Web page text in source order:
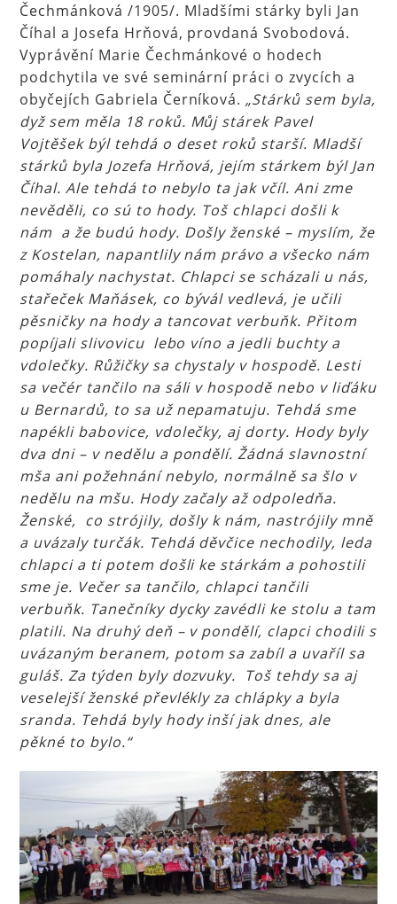
Čechmánková /1905/. Mladšími stárky byli Jan
Číhal a Josefa Hrňová, provdaná Svobodová.
Vyprávění Marie Čechmánkové o hodech
podchytila ve své seminární práci o zvycích a
obyčejích Gabriela Černíková.„Stárků sem byla,
dyž sem měla 18 roků. Můj stárek Pavel
Vojtěšek býl tehdá o deset roků starší. Mladší
stárků byla Jozefa Hrňová, jejím stárkem býl Jan
Číhal. Ale tehdá to nebylo ta jak včíl. Ani zme
nevěděli, co sú to hody. Toš chlapci došli k
nám a že budú hody. Došly ženské – myslím, že
z Kostelan, napantlily nám právo a všecko nám
pomáhaly nachystat. Chlapci se scházali u nás,
stařeček Maňásek, co bývál vedlevá, je učili
pěsničky na hody a tancovat verbuňk. Přitom
popíjali slivovicu lebo víno a jedli buchty a
vdolečky. Růžičky sa chystaly v hospodě. Lesti
sa večér tančilo na sáli v hospodě nebo v liďáku
u Bernardů, to sa už nepamatuju. Tehdá sme
napékli babovice, vdolečky, aj dorty. Hody byly
dva dni – v nedělu a pondělí. Žádná slavnostní
mša ani požehnání nebylo, normálně sa šlo v
nedělu na mšu. Hody začaly až odpoledňa.
Ženské, co strójily, došly k nám, nastrójily mně
a uvázaly turčák. Tehdá děvčice nechodily, leda
chlapci a ti potem došli ke stárkám a pohostili
sme je. Večer sa tančilo, chlapci tančili
verbuňk. Tanečníky dycky zavédli ke stolu a tam
platili. Na druhý deň – v pondělí, clapci chodili s
uvázaným beranem, potom sa zabíl a uvaříl sa
guláš. Za týden byly dozvuky. Toš tehdy sa aj
veselejší ženské převlékly za chlápky a byla
sranda. Tehdá byly hody inší jak dnes, ale
pěkné to bylo.“